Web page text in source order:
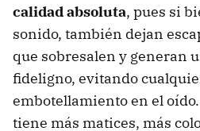
calidad absoluta, pues si
sonido, también dejan
que sobresalen y generan
fideligno, evitando
embotellamiento en el
tiene más matices, más